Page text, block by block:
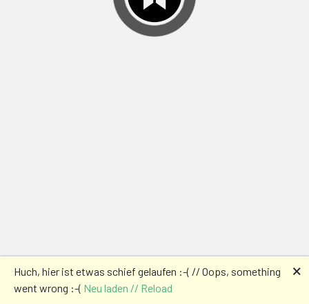
Huch, hier ist etwas schief gelaufen :-( // Oops, something
went wrong :-( Neu laden // Reload
🗙